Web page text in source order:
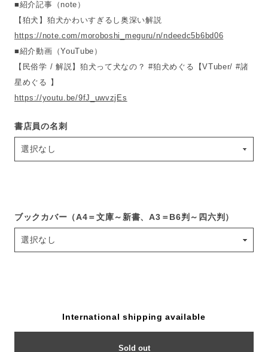
■紹介記事（note）
【狛犬】狛犬かわいすぎるし奥深い解説
https://note.com/moroboshi_meguru/n/ndeedc5b6bd06
■紹介動画（YouTube）
【民俗学 / 解説】狛犬って犬なの？ #狛犬めぐる【VTuber/ #諸
星めぐる 】
https://youtu.be/9fJ_uwvzjEs
書店員の名刺
ブックカバー（A4＝文庫～新書、A3＝B6判～四六判）
International shipping available
Sold out